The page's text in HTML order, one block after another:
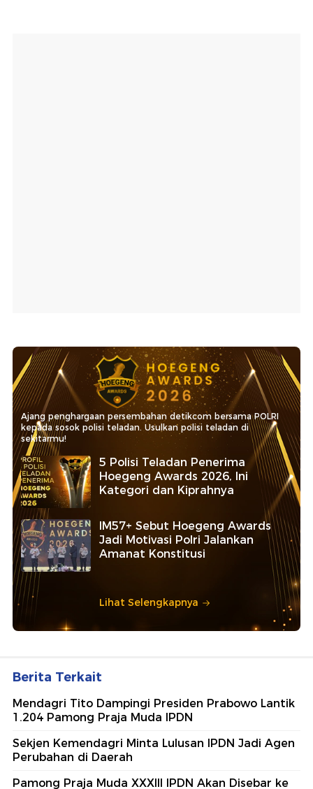
Ajang penghargaan persembahan detikcom bersama POLRI
kepada sosok polisi teladan. Usulkan polisi teladan di
sekitarmu!
5 Polisi Teladan Penerima
Hoegeng Awards 2026, Ini
Kategori dan Kiprahnya
IM57+ Sebut Hoegeng Awards
Jadi Motivasi Polri Jalankan
Amanat Konstitusi
Lihat Selengkapnya
Berita Terkait
Mendagri Tito Dampingi Presiden Prabowo Lantik
1.204 Pamong Praja Muda IPDN
Sekjen Kemendagri Minta Lulusan IPDN Jadi Agen
Perubahan di Daerah
Pamong Praja Muda XXXIII IPDN Akan Disebar ke